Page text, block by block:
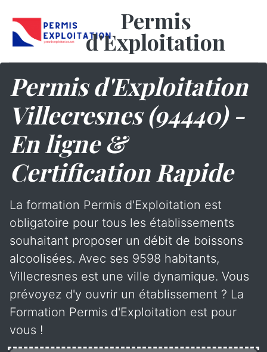
Permis
d'Exploitation
Permis d'Exploitation
Villecresnes (94440) -
En ligne &
Certification Rapide
La formation Permis d'Exploitation est
obligatoire pour tous les établissements
souhaitant proposer un débit de boissons
alcoolisées. Avec ses 9598 habitants,
Villecresnes est une ville dynamique. Vous
prévoyez d'y ouvrir un établissement ? La
Formation Permis d'Exploitation est pour
vous !